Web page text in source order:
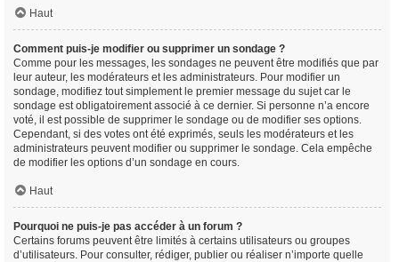
Haut
Comment puis-je modifier ou supprimer un sondage ?
Comme pour les messages, les sondages ne peuvent être modifiés que par
leur auteur, les modérateurs et les administrateurs. Pour modifier un
sondage, modifiez tout simplement le premier message du sujet car le
sondage est obligatoirement associé à ce dernier. Si personne n’a encore
voté, il est possible de supprimer le sondage ou de modifier ses options.
Cependant, si des votes ont été exprimés, seuls les modérateurs et les
administrateurs peuvent modifier ou supprimer le sondage. Cela empêche
de modifier les options d’un sondage en cours.
Haut
Pourquoi ne puis-je pas accéder à un forum ?
Certains forums peuvent être limités à certains utilisateurs ou groupes
d’utilisateurs. Pour consulter, rédiger, publier ou réaliser n’importe quelle